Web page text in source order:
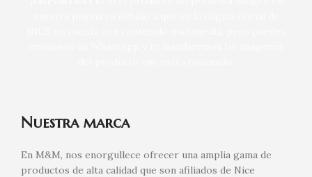
Nuestra marca
En M&M, nos enorgullece ofrecer una amplia gama de
productos de alta calidad que son afiliados de Nice